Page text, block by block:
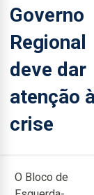
Governo
Regional
deve dar
atenção à
crise
O Bloco de